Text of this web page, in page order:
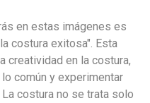
en estas imágenes es
costura exitosa". Esta
creatividad en la costura,
común y experimentar
costura no se trata solo